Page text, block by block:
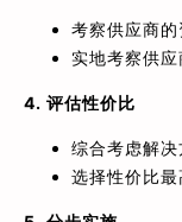
考察供应商的
实地考察供应
4. 评估性价比
综合考虑解决
选择性价比最